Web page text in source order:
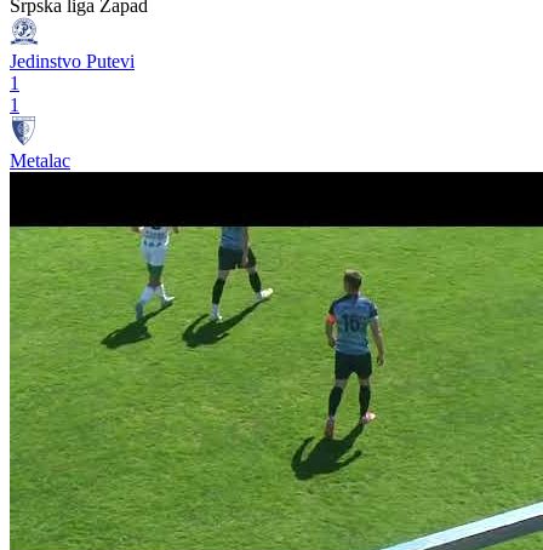
Srpska liga Zapad
Jedinstvo Putevi
1
1
Metalac